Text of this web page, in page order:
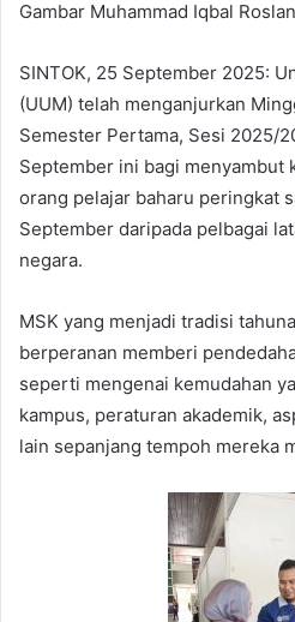
Gambar Muhammad Iqbal Roslan
SINTOK, 25 September 2025:
(UUM) telah menganjurkan
Semester Pertama, Sesi 2025/
September ini bagi menyambut
orang pelajar baharu peringkat
September daripada pelbagai
negara.
MSK yang menjadi tradisi
berperanan memberi
seperti mengenai kemudahan
kampus, peraturan akademik,
lain sepanjang tempoh mereka